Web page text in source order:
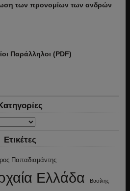
των προνομίων των ανδρών
Παράλληλοι (PDF)
Ετικέτες
Παπαδιαμάντης
Ελλάδα Βασίλης